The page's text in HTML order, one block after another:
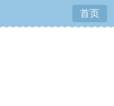
首页